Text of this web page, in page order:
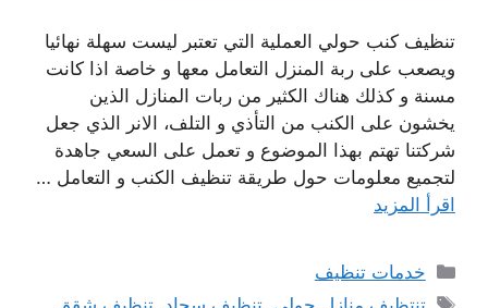
تنظيف كنب حولي العملية التي تعتبر ليست سهلة نهائيا
ويصعب على ربة المنزل التعامل معها و خاصة اذا كانت
مسنة و كذلك هناك الكثير من ربات المنازل الذين
يخشون على الكنب من التأذي و التلف، الانر الذي جعل
شركتنا تهتم بهذا الموضوع و تعمل على السعي جاهدة
لتجميع معلومات حول طريقة تنظيف الكنب و التعامل …
اقرأ المزيد
التصنيفات
خدمات تنظيف
الوسوم